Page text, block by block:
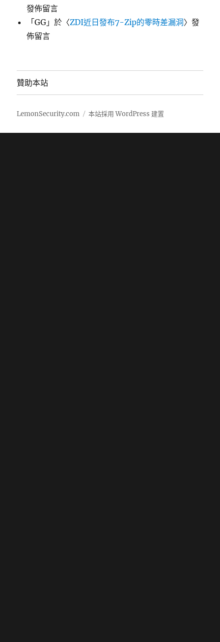
發佈留言
「GG 」於〈ZDI近日發布7-Zip的零時差漏洞〉發
佈留言
贊助本站
LemonSecurity.com 本站採用 WordPress 建置